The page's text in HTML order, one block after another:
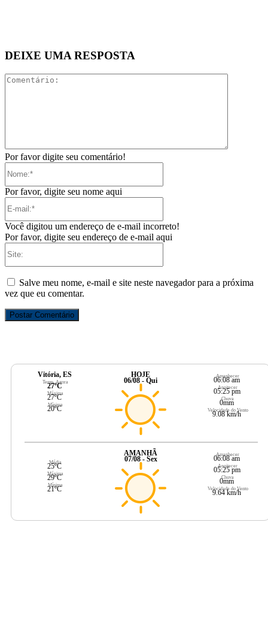
DEIXE UMA RESPOSTA
Por favor digite seu comentário!
Por favor, digite seu nome aqui
Você digitou um endereço de e-mail incorreto!
Por favor, digite seu endereço de e-mail aqui
Salve meu nome, e-mail e site neste navegador para a próxima
vez que eu comentar.
Vitória, ES
Temp. Agora
27ºC
Máxima
27ºC
Mínima
20ºC
HOJE
06/08 - Qui
Amanhecer
06:08 am
Anoitecer
05:25 pm
Chuva
0mm
Velocidade do Vento
9.08 km/h
Média
25ºC
Máxima
29ºC
Mínima
21ºC
AMANHÃ
07/08 - Sex
Amanhecer
06:08 am
Anoitecer
05:25 pm
Chuva
0mm
Velocidade do Vento
9.64 km/h